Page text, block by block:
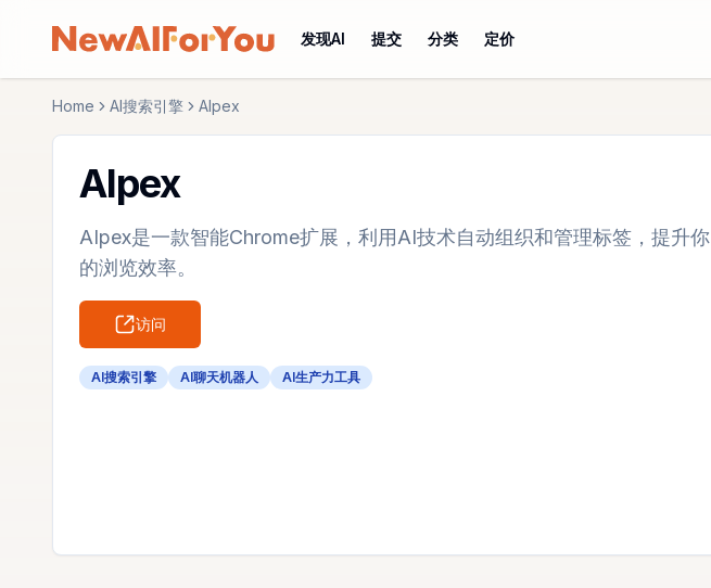
发现AI 提交 分类 定价
Home AI搜索引擎 AIpex
AIpex
AIpex是一款智能Chrome扩展，利用AI技术自动组织和管理标签，提升你
的浏览效率。
访问
AI搜索引擎 AI聊天机器人 AI生产力工具